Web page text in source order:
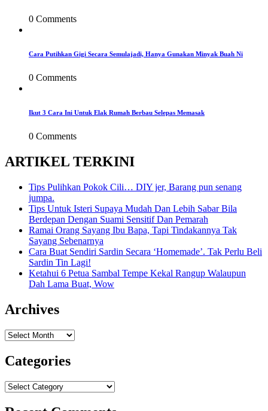
0 Comments
Cara Putihkan Gigi Secara Semulajadi, Hanya Gunakan Minyak Buah Ni
0 Comments
Ikut 3 Cara Ini Untuk Elak Rumah Berbau Selepas Memasak
0 Comments
ARTIKEL TERKINI
Tips Pulihkan Pokok Cili… DIY jer, Barang pun senang
jumpa.
Tips Untuk Isteri Supaya Mudah Dan Lebih Sabar Bila
Berdepan Dengan Suami Sensitif Dan Pemarah
Ramai Orang Sayang Ibu Bapa, Tapi Tindakannya Tak
Sayang Sebenarnya
Cara Buat Sendiri Sardin Secara ‘Homemade’. Tak Perlu Beli
Sardin Tin Lagi!
Ketahui 6 Petua Sambal Tempe Kekal Rangup Walaupun
Dah Lama Buat, Wow
Archives
Archives
Categories
Categories